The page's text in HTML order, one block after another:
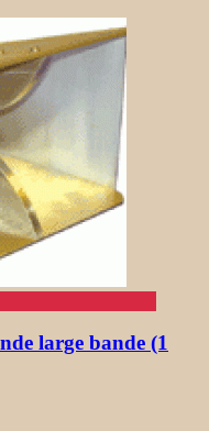
large bande (1